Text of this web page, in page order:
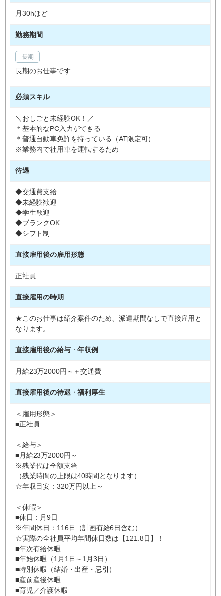
月30hほど
勤務期間
長期
長期のお仕事です
必須スキル
＼おしごと未経験OK！／
＊基本的なPC入力ができる
＊普通自動車免許を持っている（AT限定可）
※業務内で社用車を運転するため
待遇
◆交通費支給
◆未経験歓迎
◆学生歓迎
◆ブランクOK
◆シフト制
直接雇用後の雇用形態
正社員
直接雇用の時期
★このお仕事は紹介案件のため、派遣期間なしで直接雇用と
なります。
直接雇用後の給与・年収例
月給23万2000円～＋交通費
直接雇用後の待遇・福利厚生
＜雇用形態＞
■正社員
＜給与＞
■月給23万2000円～
※残業代は全額支給
（残業時間の上限は40時間となります）
☆年収目安：320万円以上～
＜休暇＞
■休日：月9日
※年間休日：116日（計画有給6日含む）
☆実際の全社員平均年間休日数は【121.8日】！
■年次有給休暇
■年始休暇（1月1日～1月3日）
■特別休暇（結婚・出産・忌引）
■産前産後休暇
■育児／介護休暇